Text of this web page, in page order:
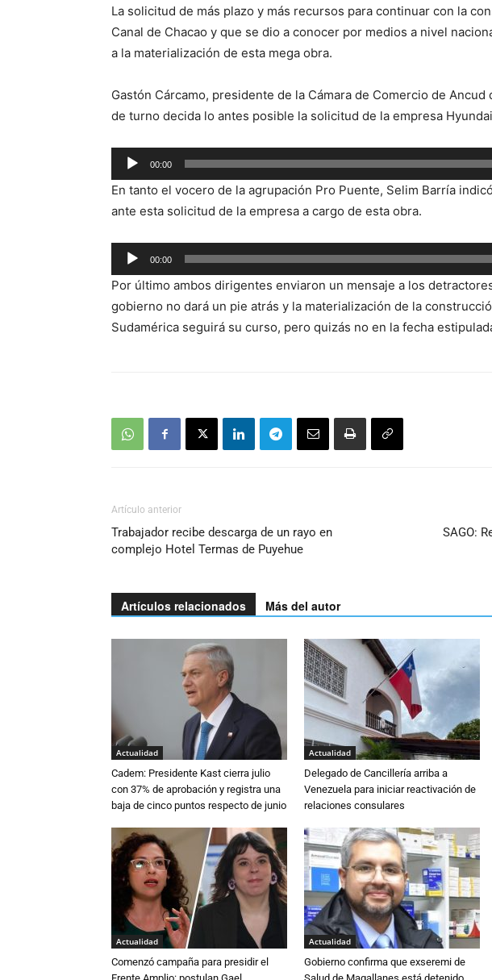
La solicitud de más plazo y más recursos para continuar con la
Canal de Chacao y que se dio a conocer por medios a nivel
a la materialización de esta mega obra.
Gastón Cárcamo, presidente de la Cámara de Comercio de
de turno decida lo antes posible la solicitud de la empresa
Reproductor
de
audio
00:00
En tanto el vocero de la agrupación Pro Puente, Selim Barría
ante esta solicitud de la empresa a cargo de esta obra.
Reproductor
de
audio
00:00
Por último ambos dirigentes enviaron un mensaje a los
gobierno no dará un pie atrás y la materialización de la
Sudamérica seguirá su curso, pero quizás no en la fecha
Artículo anterior
Trabajador recibe descarga de un rayo en
complejo Hotel Termas de Puyehue
SAGO:
Artículos relacionados Más del autor
Actualidad
Cadem: Presidente Kast cierra julio
con 37% de aprobación y registra una
baja de cinco puntos respecto de junio
Actualidad
Delegado de Cancillería arriba a
Venezuela para iniciar reactivación de
relaciones consulares
Actualidad
Comenzó campaña para presidir el
Actualidad
Gobierno confirma que exseremi de